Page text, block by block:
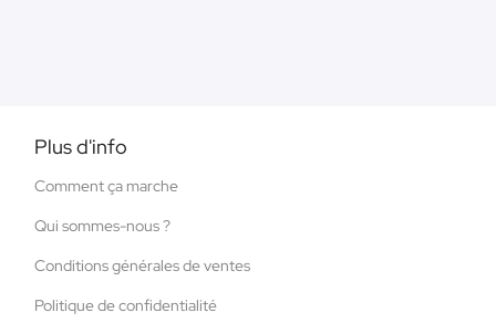
Plus d'info
Comment ça marche
Qui sommes-nous ?
Conditions générales de ventes
Politique de confidentialité